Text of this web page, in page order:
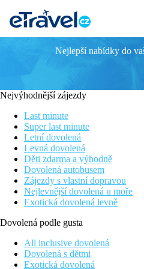
B&B Hotel SAVONA
V blízkosti historického centra
U písečné pláže
Komfortní pokoje
Poloha
Tříhvězdičkový B&B Hotel
což umožňuje snadný přístup
Popis hotelu
Při příjezdu na hotel budete
připojení. U hotelu je dostupné
Popis pokoje
Všechny hotelové pokoje
fénem, satelitní TV, trezorem,
Sport a zábava
Nejlepší nabídky do
Nejvýhodnější zájezdy
Last minute
Super last minute
Letní dovolená
Levná dovolená
Děti zdarma a výhodně
Dovolená autobusem
Zájezdy s vlastní dopravou
Nejlevnější dovolená u moře
Exotická dovolená levně
Dovolená podle gusta
All inclusive dovolená
Dovolená s dětmi
Exotická dovolená